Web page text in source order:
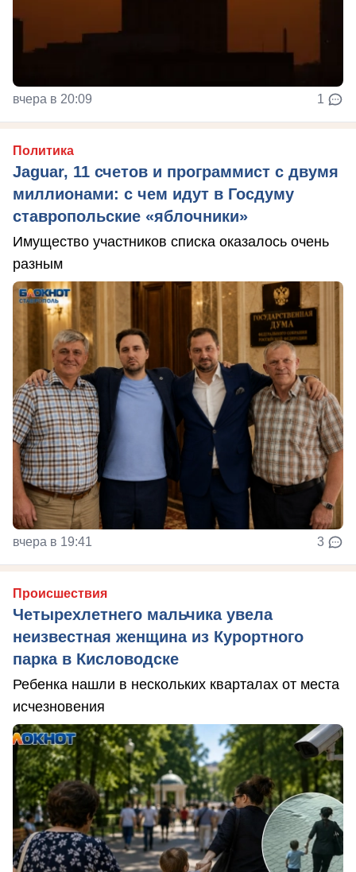
вчера в 20:09 1
Политика
Jaguar, 11 счетов и программист с двумя
миллионами: с чем идут в Госдуму
ставропольские «яблочники»
Имущество участников списка оказалось очень
разным
вчера в 19:41 3
Происшествия
Четырехлетнего мальчика увела
неизвестная женщина из Курортного
парка в Кисловодске
Ребенка нашли в нескольких кварталах от места
исчезновения